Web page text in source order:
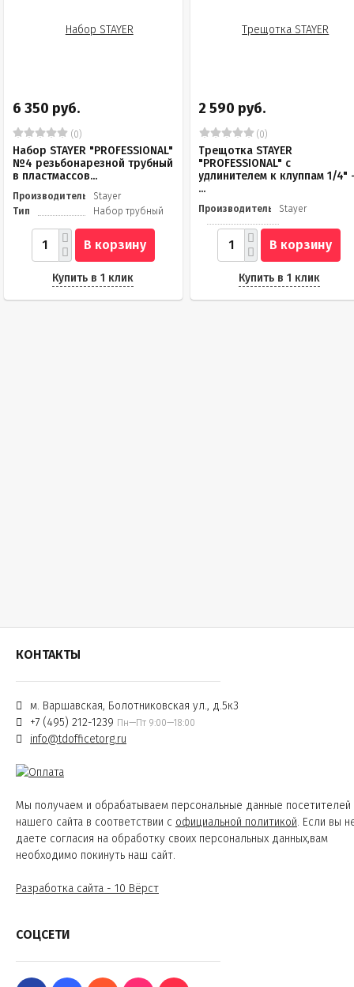
6 350 руб.
(0)
Набор STAYER "PROFESSIONAL"
№4 резьбонарезной трубный
в пластмассов...
Производитель
Stayer
Тип
Набор трубный
В корзину
Купить в 1 клик
2 590 руб.
(0)
Трещотка STAYER
"PROFESSIONAL" с
удлинителем к клуппам 1/4"
...
Производитель Stayer
В корзину
Купить в 1 клик
КОНТАКТЫ
м. Варшавская, Болотниковская ул., д.5к3
+7 (495) 212-1239 Пн—Пт 9:00—18:00
info@tdofficetorg.ru
Мы получаем и обрабатываем персональные данные посетителей
нашего сайта в соответствии с официальной политикой. Если вы
даете согласия на обработку своих персональных данных,вам
необходимо покинуть наш сайт.
Разработка сайта - 10 Вёрст
СОЦСЕТИ